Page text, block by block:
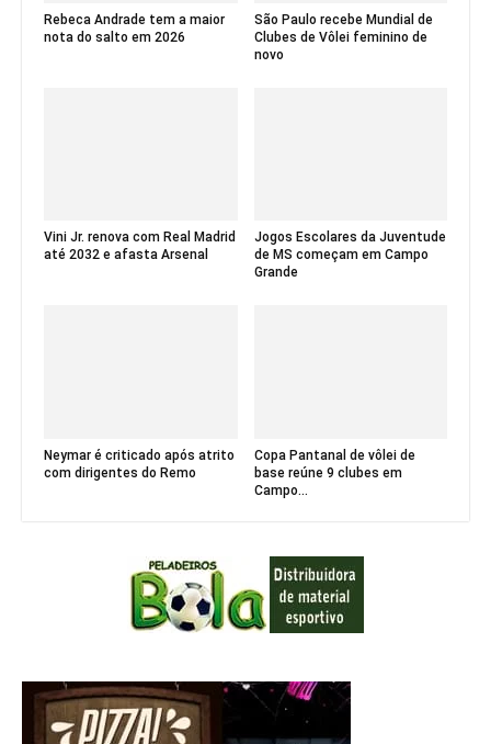
Rebeca Andrade tem a maior
nota do salto em 2026
São Paulo recebe Mundial de
Clubes de Vôlei feminino de
novo
Vini Jr. renova com Real Madrid
até 2032 e afasta Arsenal
Jogos Escolares da Juventude
de MS começam em Campo
Grande
Neymar é criticado após atrito
com dirigentes do Remo
Copa Pantanal de vôlei de
base reúne 9 clubes em
Campo...